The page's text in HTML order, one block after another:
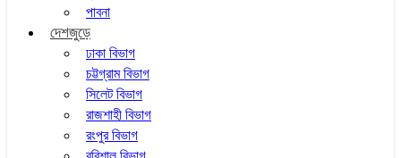
পাবনা
দেশজুড়ে
ঢাকা বিভাগ
চট্টগ্রাম বিভাগ
সিলেট বিভাগ
রাজশাহী বিভাগ
রংপুর বিভাগ